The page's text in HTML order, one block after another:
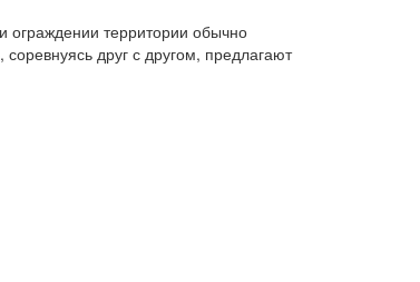
ограждении территории обычно
друг с другом, предлагают